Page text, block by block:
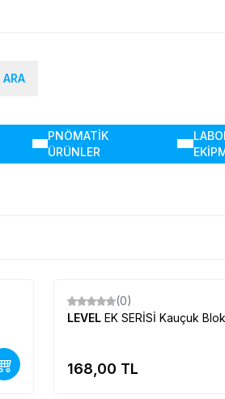
ARA
PNÖMATİK
ÜRÜNLER
Yeni
(0)
LEVEL EK SERİSİ Kauçuk
168,00 TL